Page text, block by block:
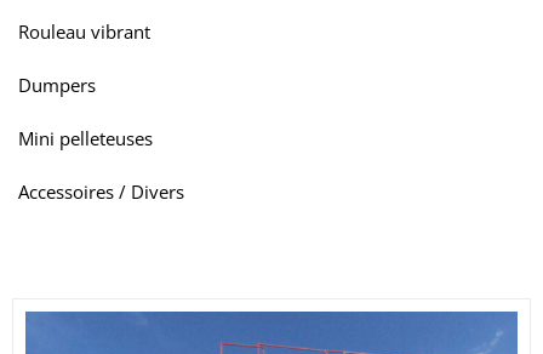
Rouleau vibrant
Dumpers
Mini pelleteuses
Accessoires / Divers